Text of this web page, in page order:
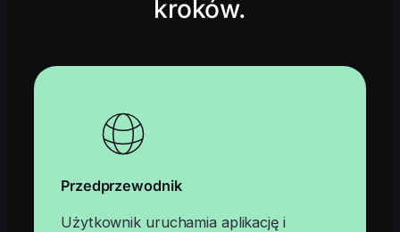
kroków.
Przedprzewodnik
Użytkownik uruchamia aplikację i